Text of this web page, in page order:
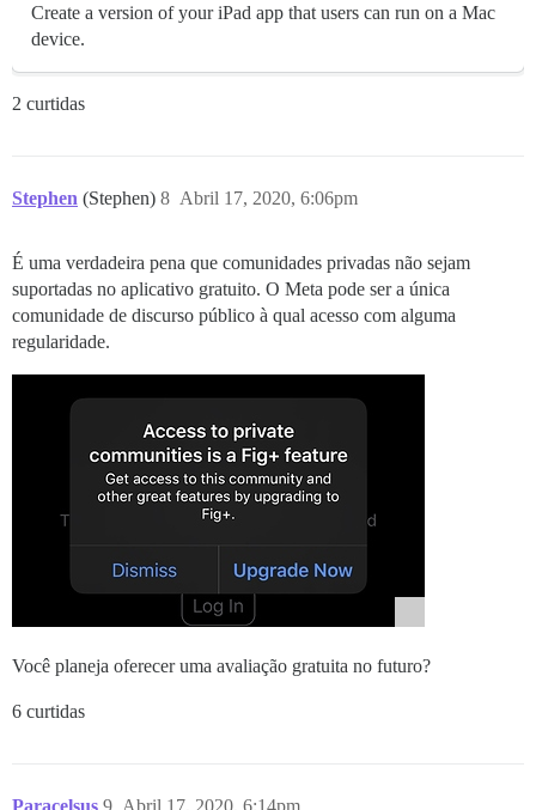
Create a version of your iPad app that users can run on a Mac
device.
2 curtidas
Stephen (Stephen) Abril 17, 2020, 6:06pm
8
É uma verdadeira pena que comunidades privadas não sejam
suportadas no aplicativo gratuito. O Meta pode ser a única
comunidade de discurso público à qual acesso com alguma
regularidade.
Você planeja oferecer uma avaliação gratuita no futuro?
6 curtidas
Paracelsus Abril 17, 2020, 6:14pm
9